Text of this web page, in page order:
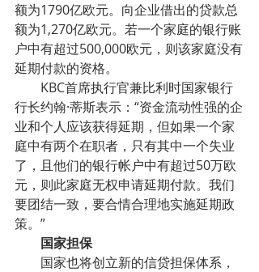
额为1790亿欧元。向企业借出的贷款总
额为1,270亿欧元。若一个家庭的银行账
户中有超过500,000欧元，则该家庭没有
延期付款的资格。
行长约翰·蒂斯表示：“资金流动性强的企
业和个人应该获得延期，但如果一个家
庭中有两个在职者，只有其中一个失业
了，且他们的银行帐户中有超过50万欧
元，则此家庭无权申请延期付款。我们
要团结一致，要合情合理地实施延期政
策。”
国家担保